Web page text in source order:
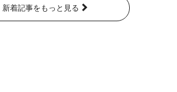
新着記事をもっと見る